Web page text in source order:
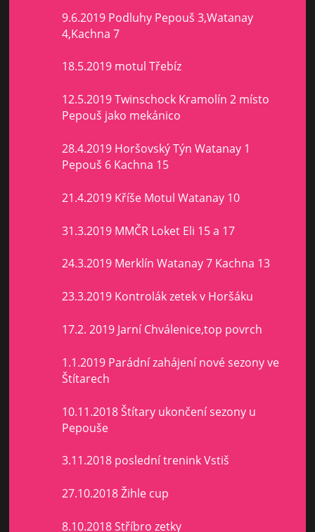
9.6.2019 Podluhy Pepouš 3,Watanay
4,Kachna 7
18.5.2019 motul Třebíz
12.5.2019 Twinschock Kramolín 2 místo
Pepouš jako mekánico
28.4.2019 Horšovský Týn Watanay 1
Pepouš 6 Kachna 15
21.4.2019 Kříše Motul Watanay 10
31.3.2019 MMČR Loket Eli 15 a 17
24.3.2019 Merklín Watanay 7 Kachna 13
23.3.2019 Kontrolák zetek v Horšáku
17.2. 2019 Jarní Chválenice,top povrch
1.1.2019 Parádní zahájení nové sezony ve
Štítarech
10.11.2018 Štítary ukončení sezony u
Pepouše
3.11.2018 poslední trenink Vstiš
27.10.2018 Žihle cup
8.10.2018 Stříbro zetky